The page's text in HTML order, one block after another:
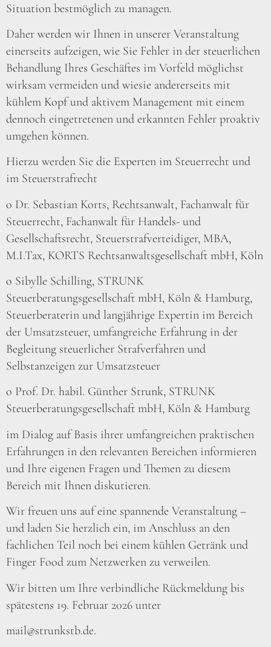
Situation bestmöglich zu managen.
Daher werden wir Ihnen in unserer Veranstaltung
einerseits aufzeigen, wie Sie Fehler in der steuerlichen
Behandlung Ihres Geschäftes im Vorfeld möglichst
wirksam vermeiden und wiesie andererseits mit
kühlem Kopf und aktivem Management mit einem
dennoch eingetretenen und erkannten Fehler proaktiv
umgehen können.
Hierzu werden Sie die Experten im Steuerrecht und
im Steuerstrafrecht
o Dr. Sebastian Korts, Rechtsanwalt, Fachanwalt für
Steuerrecht, Fachanwalt für Handels- und
Gesellschaftsrecht, Steuerstrafverteidiger, MBA,
M.I.Tax, KORTS Rechtsanwaltsgesellschaft mbH, Köln
o Sibylle Schilling, STRUNK
Steuerberatungsgesellschaft mbH, Köln & Hamburg,
Steuerberaterin und langjährige Expertin im Bereich
der Umsatzsteuer, umfangreiche Erfahrung in der
Begleitung steuerlicher Strafverfahren und
Selbstanzeigen zur Umsatzsteuer
o Prof. Dr. habil. Günther Strunk, STRUNK
Steuerberatungsgesellschaft mbH, Köln & Hamburg
im Dialog auf Basis ihrer umfangreichen praktischen
Erfahrungen in den relevanten Bereichen informieren
und Ihre eigenen Fragen und Themen zu diesem
Bereich mit Ihnen diskutieren.
Wir freuen uns auf eine spannende Veranstaltung –
und laden Sie herzlich ein, im Anschluss an den
fachlichen Teil noch bei einem kühlen Getränk und
Finger Food zum Netzwerken zu verweilen.
Wir bitten um Ihre verbindliche Rückmeldung bis
spätestens 19. Februar 2026 unter
mail@strunkstb.de.